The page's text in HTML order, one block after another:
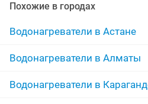
доставка боллер тэны
электрический арестон
ariston бойлер бойлеры бу
Похожие в городах
Водонагреватели в Астане
Водонагреватели в Алматы
Водонагреватели в